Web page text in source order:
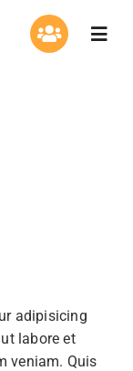
adipisicing
labore et
veniam. Quis